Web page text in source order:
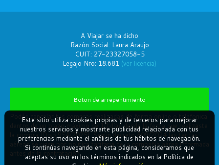
A Viajar se ha dicho
Razón Social: Laura Araujo
CUIT: 27-23327058-5
Legajo Nro: 18.681 (ver licencia)
Boton de arrepentimiento
Podés cancelar tus compras realizadas de forma online o telefonica
dentro de un plazo máximo de 10 días desde la fecha que realizaste
la compra (Disp.954/2025). Según decreto 809/2024 las tarifas
aéreas se rigen por política tarifaria de la compañía aérea informada
antes de la contratación.
Este sitio utiliza cookies propias y de terceros para mejorar
nuestros servicios y mostrarte publicidad relacionada con tus
preferencias mediante el análisis de tus hábitos de navegación.
Si continúas navegando en esta página, consideramos que
aceptas su uso en los términos indicados en la Política de